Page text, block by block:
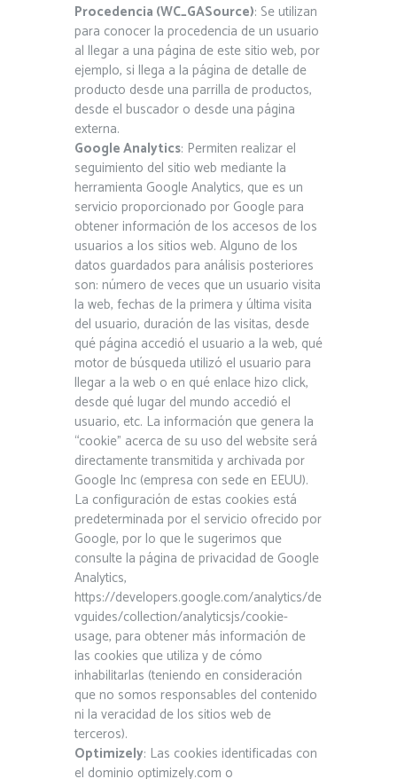
Procedencia (WC_GASource): Se utilizan
para conocer la procedencia de un usuario
al llegar a una página de este sitio web, por
ejemplo, si llega a la página de detalle de
producto desde una parrilla de productos,
desde el buscador o desde una página
externa.
Google Analytics: Permiten realizar el
seguimiento del sitio web mediante la
herramienta Google Analytics, que es un
servicio proporcionado por Google para
obtener información de los accesos de los
usuarios a los sitios web. Alguno de los
datos guardados para análisis posteriores
son: número de veces que un usuario visita
la web, fechas de la primera y última visita
del usuario, duración de las visitas, desde
qué página accedió el usuario a la web, qué
motor de búsqueda utilizó el usuario para
llegar a la web o en qué enlace hizo click,
desde qué lugar del mundo accedió el
usuario, etc. La información que genera la
“cookie” acerca de su uso del website será
directamente transmitida y archivada por
Google Inc (empresa con sede en EEUU).
La configuración de estas cookies está
predeterminada por el servicio ofrecido por
Google, por lo que le sugerimos que
consulte la página de privacidad de Google
Analytics,
https://developers.google.com/analytics/de
vguides/collection/analyticsjs/cookie-
usage, para obtener más información de
las cookies que utiliza y de cómo
inhabilitarlas (teniendo en consideración
que no somos responsables del contenido
ni la veracidad de los sitios web de
terceros).
Optimizely: Las cookies identificadas con
el dominio optimizely.com o